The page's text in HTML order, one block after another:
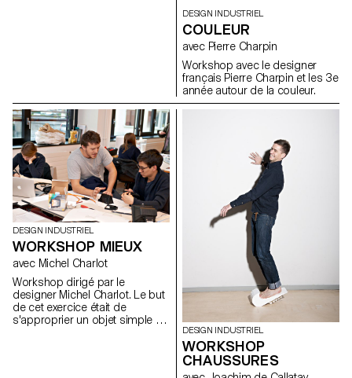
restaurant.
DESIGN INDUSTRIEL
COULEUR
avec Pierre Charpin
Workshop avec le designer
français Pierre Charpin et les 3e
année autour de la couleur.
DESIGN INDUSTRIEL
WORKSHOP MIEUX
avec Michel Charlot
Workshop dirigé par le
designer Michel Charlot. Le but
de cet exercice était de
s'approprier un objet simple du
DESIGN INDUSTRIEL
WORKSHOP
CHAUSSURES